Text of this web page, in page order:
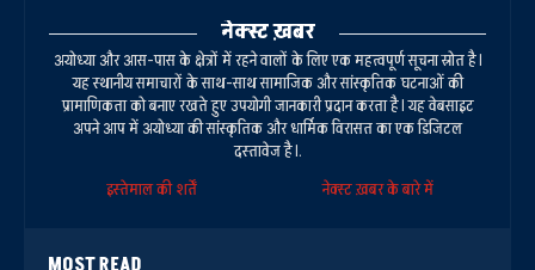
नेक्स्ट ख़बर
अयोध्या और आस-पास के क्षेत्रों में रहने वालों के लिए एक महत्वपूर्ण सूचना स्रोत है।
यह स्थानीय समाचारों के साथ-साथ सामाजिक और सांस्कृतिक घटनाओं की
प्रामाणिकता को बनाए रखते हुए उपयोगी जानकारी प्रदान करता है। यह वेबसाइट
अपने आप में अयोध्या की सांस्कृतिक और धार्मिक विरासत का एक डिजिटल
दस्तावेज है।.
इस्तेमाल की शर्तें
नेक्स्ट ख़बर के बारे में